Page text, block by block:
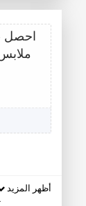
أظهر المزيد